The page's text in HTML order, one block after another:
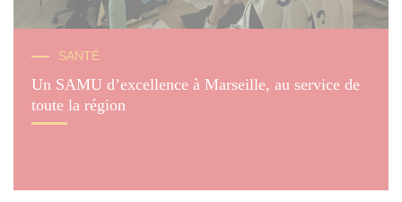
SANTÉ
Un SAMU d’excellence à Marseille, au service de
toute la région